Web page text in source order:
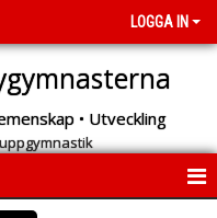
LOGGA IN
• Utveckling